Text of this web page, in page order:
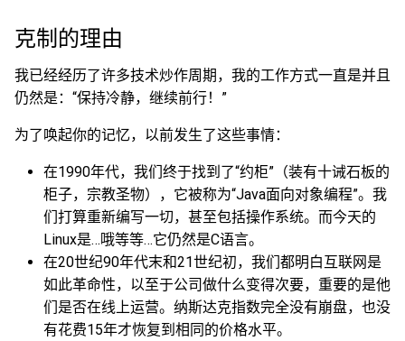
克制的理由
我已经经历了许多技术炒作周期，我的工作方式一直是并且
仍然是：“保持冷静，继续前行！”
为了唤起你的记忆，以前发生了这些事情：
在1990年代，我们终于找到了“约柜”（装有十诫石板的
柜子，宗教圣物），它被称为“Java面向对象编程”。我
们打算重新编写一切，甚至包括操作系统。而今天的
Linux是…哦等等…它仍然是C语言。
在20世纪90年代末和21世纪初，我们都明白互联网是
如此革命性，以至于公司做什么变得次要，重要的是他
们是否在线上运营。纳斯达克指数完全没有崩盘，也没
有花费15年才恢复到相同的价格水平。